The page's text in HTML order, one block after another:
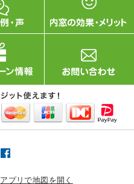
アプリで地図を開く